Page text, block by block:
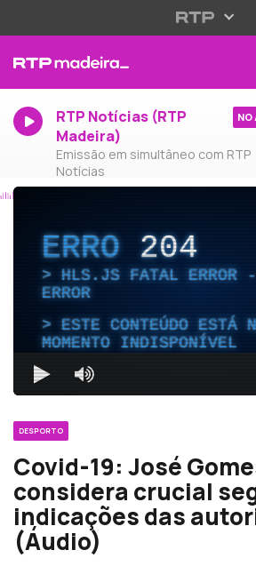
RTP Notícias (RTP
Madeira)
Emissão em simultâneo com RTP
Notícias
NO
ERRO204
HLS.JS FATAL ERROR -
ERROR
ESTE CONTEÚDO ESTÁ
MOMENTO INDISPONÍVEL
DESPORTO
Covid-19: José
considera crucial
indicações das
(Áudio)